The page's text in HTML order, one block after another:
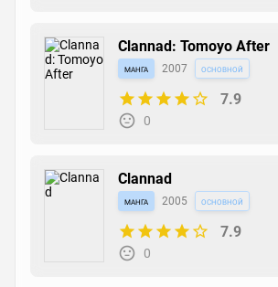
Clannad: Tomoyo After
манга 2007 основной
7.9
0
Clannad
манга 2005 основной
7.9
0